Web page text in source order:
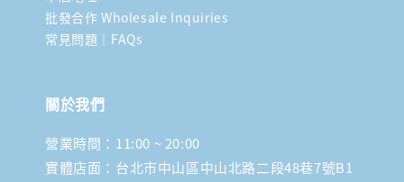
批發合作 Wholesale Inquiries
常見問題｜FAQs
關於我們
營業時間：11:00 ~ 20:00
實體店面：台北市中山區中山北路二段48巷7號B1